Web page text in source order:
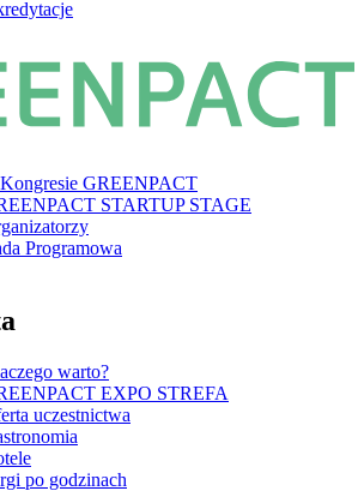
GREENPACT
STARTUP STAGE
Programowa
warto?
EXPO STREFA
uczestnictwa
po godzinach